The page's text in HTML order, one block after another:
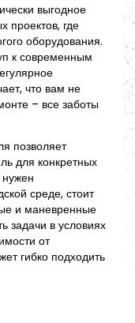
выгодное
проектов, где
оборудования.
к современным
что вам не
– все заботы
позволяет
для конкретных
среде, стоит
и маневренные
задачи в условиях
от
гибко подходить